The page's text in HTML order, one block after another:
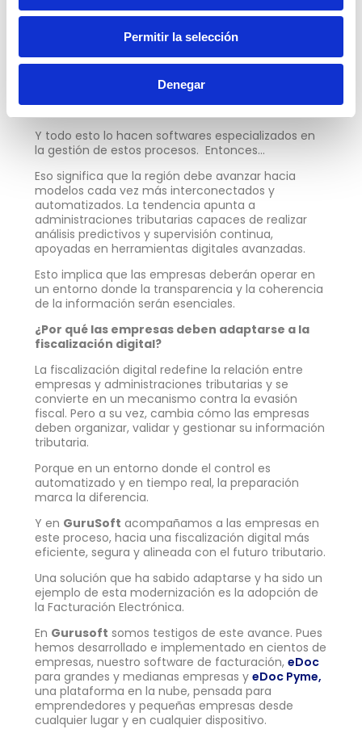
Permitir la selección
Denegar
tributarios antes de su envío.
entre compras, ventas y declaraciones.
antes de que lo haga la autoridad fiscal.
Soluciones en la nube que permiten
trazabilidad y respaldo permanente.
Y todo esto lo hacen softwares especializados en
la gestión de estos procesos. Entonces…
Eso significa que la región debe avanzar hacia
modelos cada vez más interconectados y
automatizados. La tendencia apunta a
administraciones tributarias capaces de realizar
análisis predictivos y supervisión continua,
apoyadas en herramientas digitales avanzadas.
Esto implica que las empresas deberán operar en
un entorno donde la transparencia y la coherencia
de la información serán esenciales.
¿Por qué las empresas deben adaptarse a la
fiscalización digital?
La fiscalización digital redefine la relación entre
empresas y administraciones tributarias y se
convierte en un mecanismo contra la evasión
fiscal. Pero a su vez, cambia cómo las empresas
deben organizar, validar y gestionar su información
tributaria.
Porque en un entorno donde el control es
automatizado y en tiempo real, la preparación
marca la diferencia.
Y en GuruSoft acompañamos a las empresas en
este proceso, hacia una fiscalización digital más
eficiente, segura y alineada con el futuro tributario.
Una solución que ha sabido adaptarse y ha sido un
ejemplo de esta modernización es la adopción de
la Facturación Electrónica.
En Gurusoft somos testigos de este avance. Pues
hemos desarrollado e implementado en cientos de
empresas, nuestro software de facturación, eDoc
para grandes y medianas empresas y eDoc Pyme,
una plataforma en la nube, pensada para
emprendedores y pequeñas empresas desde
cualquier lugar y en cualquier dispositivo.